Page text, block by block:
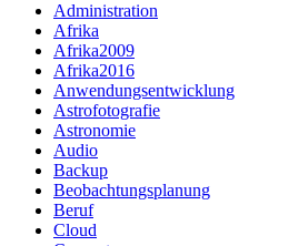
Administration
Afrika
Afrika2009
Afrika2016
Anwendungsentwicklung
Astrofotografie
Astronomie
Audio
Backup
Beobachtungsplanung
Beruf
Cloud